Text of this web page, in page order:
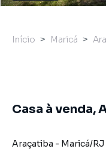
Início Maricá
Casa à venda,
Araçatiba - Maricá/RJ